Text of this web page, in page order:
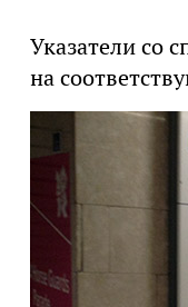
Указатели со
на